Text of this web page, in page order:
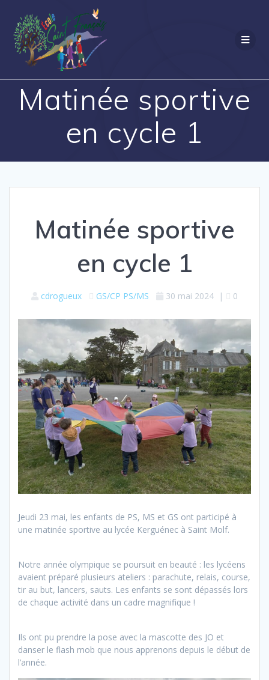
Matinée sportive
en cycle 1
Matinée sportive
en cycle 1
cdrogueux GS/CP PS/MS 30 mai 2024 | 0
Jeudi 23 mai, les enfants de PS, MS et GS ont participé à
une matinée sportive au lycée Kerguénec à Saint Molf.
Notre année olympique se poursuit en beauté : les lycéens
avaient préparé plusieurs ateliers : parachute, relais, course,
tir au but, lancers, sauts. Les enfants se sont dépassés lors
de chaque activité dans un cadre magnifique !
Ils ont pu prendre la pose avec la mascotte des JO et
danser le flash mob que nous apprenons depuis le début de
l’année.